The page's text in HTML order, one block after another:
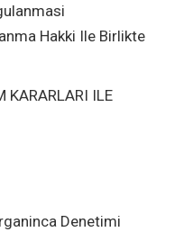
Hakki Ile Birlikte
KARARLARI ILE
Denetimi